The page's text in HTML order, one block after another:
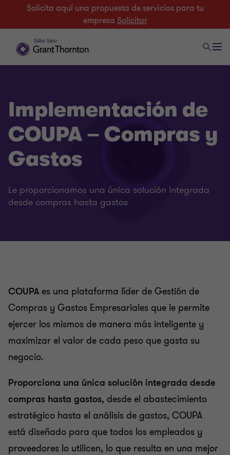
Solicita aquí una propuesta de servicios para tu
empresa Solicitar
Business Advisory Services
Tecnología de la información
Generador de avisos para actividades vulnerables
Consultoría de riesgo
Consultoría Forense
Recuperación y reorganización
Implementación de
COUPA – Compras y
Gastos
Le proporcionamos una única solución integrada
desde compras hasta gastos
COUPA es una plataforma líder de Gestión de
Compras y Gastos Empresariales que le permite
ejercer los mismos de manera más inteligente y
maximizar el valor de cada peso que gasta su
negocio.
Proporciona una única solución integrada desde
compras hasta gastos, desde el abastecimiento
estratégico hasta el análisis de gastos, COUPA
está diseñado para que todos los empleados y
proveedores lo utilicen, lo que resulta en una mejor